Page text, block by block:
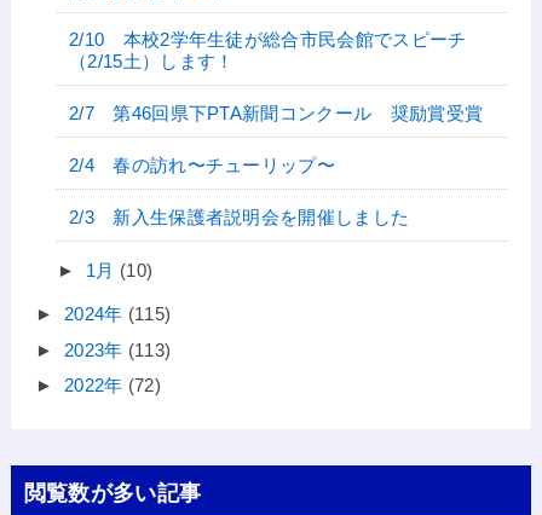
2/10 本校2学年生徒が総合市民会館でスピーチ
（2/15土）します！
2/7 第46回県下PTA新聞コンクール 奨励賞受賞
2/4 春の訪れ〜チューリップ〜
2/3 新入生保護者説明会を開催しました
► 1月 (10)
► 2024年 (115)
► 2023年 (113)
► 2022年 (72)
閲覧数が多い記事